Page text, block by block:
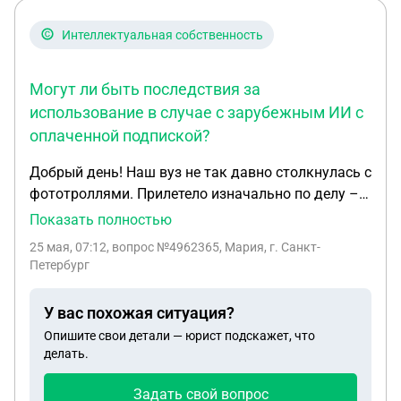
Интеллектуальная собственность
Могут ли быть последствия за
использование в случае с зарубежным ИИ с
оплаченной подпиской?
Добрый день! Наш вуз не так давно столкнулась с
фототроллями. Прилетело изначально по делу –
за стоковую фотку на обложке учебника 10-
оплаты), затем было еще несколько исков (тоже
создали инструкцию, но весьма урезанную:
можно использовать личные фото / музейные с
указанием сайта музея / бесплатные фотостоки с
обязательным скрином плашки «скачать
Показать полностью
25 мая, 07:12, вопрос №4962365, Мария, г. Санкт-
Петербург
У вас похожая ситуация?
Опишите свои детали — юрист подскажет, что
делать.
Задать свой вопрос